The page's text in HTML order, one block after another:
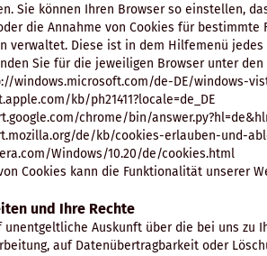
Sie können Ihren Browser so einstellen,
die Annahme von Cookies für
verwaltet. Diese ist in dem Hilfemenü
Sie für die jeweiligen Browser unter
windows.microsoft.com/de-DE/windows-
kb/ph21411?locale=de_DE
chrome/bin/
de/kb/cookies-erlauben-und-
Windows/10.20/de/cookies.html
Cookies kann die Funktionalität unserer
und Ihre Rechte
Auskunft über die bei uns zu
auf Datenübertragbarkeit oder